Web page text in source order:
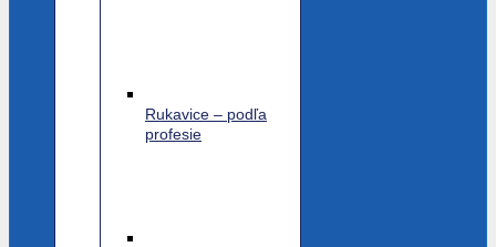
Rukavice – podľa
profesie